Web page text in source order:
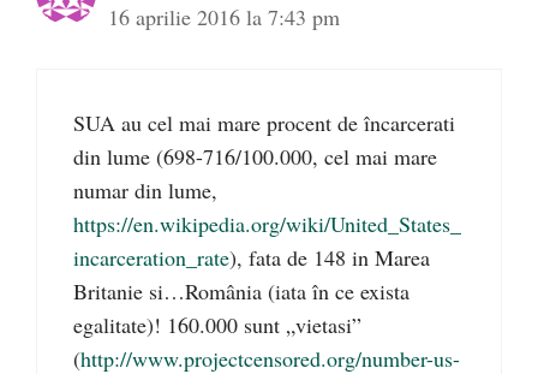
16 aprilie 2016 la 7:43 pm
SUA au cel mai mare procent de încarcerati
din lume (698-716/100.000, cel mai mare
numar din lume,
https://en.wikipedia.org/wiki/United_States_
incarceration_rate), fata de 148 in Marea
Britanie si…România (iata în ce exista
egalitate)! 160.000 sunt „vietasi”
(http://www.projectcensored.org/number-us-